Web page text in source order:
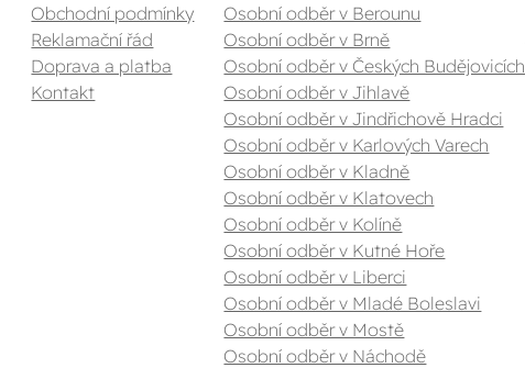
Obchodní podmínky
Reklamační řád
Doprava a platba
Kontakt
Osobní odběr v Berounu
Osobní odběr v Brně
Osobní odběr v Českých Budějovicích
Osobní odběr v Jihlavě
Osobní odběr v Jindřichově Hradci
Osobní odběr v Karlových Varech
Osobní odběr v Kladně
Osobní odběr v Klatovech
Osobní odběr v Kolíně
Osobní odběr v Kutné Hoře
Osobní odběr v Liberci
Osobní odběr v Mladé Boleslavi
Osobní odběr v Mostě
Osobní odběr v Náchodě